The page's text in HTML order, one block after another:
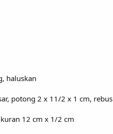
haluskan
potong 2 x 11/2 x 1 cm, rebus
12 cm x 1/2 cm